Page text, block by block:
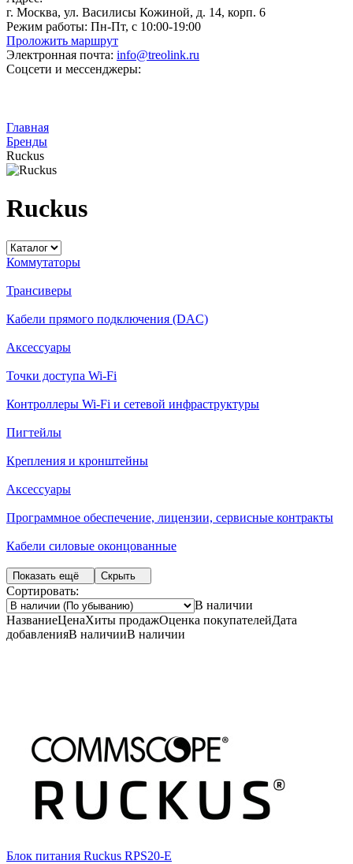
г. Москва, ул. Василисы Кожиной, д. 14, корп. 6
Режим работы: Пн-Пт, с 10:00-19:00
Проложить маршрут
Электронная почта: info@treolink.ru
Соцсети и мессенджеры:
Главная
Бренды
Ruckus
Ruckus
Коммутаторы
Трансиверы
Кабели прямого подключения (DAC)
Аксессуары
Точки доступа Wi-Fi
Контроллеры Wi-Fi и сетевой инфраструктуры
Пигтейлы
Крепления и кронштейны
Аксессуары
Программное обеспечение, лицензии, сервисные контракты
Кабели силовые оконцованные
Показать ещё Скрыть
Сортировать:
В наличии
НазваниеЦенаХиты продажОценка покупателейДата
добавленияВ наличииВ наличии
Блок питания Ruckus RPS20-E